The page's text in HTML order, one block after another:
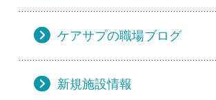
ケアサプの職場ブログ
新規施設情報